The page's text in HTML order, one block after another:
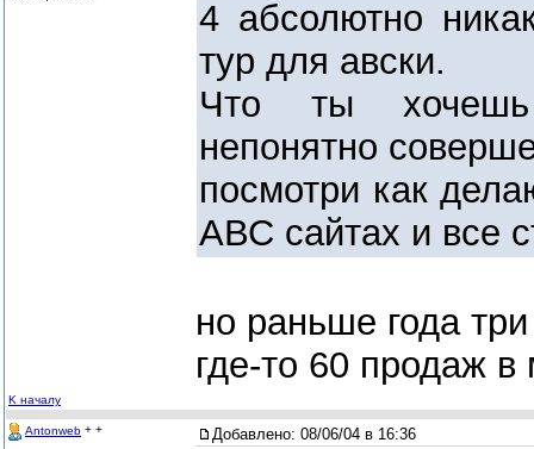
4 абсолютно
тур для авски.
Что ты
непонятно
посмотри как
АВС сайтах и все
но раньше года
где-то 60 продаж в
K началу
Antonweb + + Добавлено: 08/06/04 в 16:36